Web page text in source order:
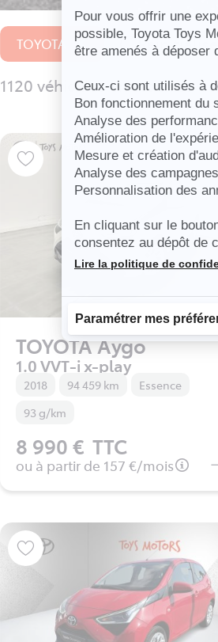
Pour vous offrir une
possible, Toyota Toys
être amenés à déposer
Ceux-ci sont utilisés à
Bon fonctionnement du
Analyse des
Amélioration de
Mesure et création
Analyse des
Personnalisation des
En cliquant sur le
consentez au dépôt de
Plateforme de Gestion du
Lire la politique de
Paramétrer mes
TOYOTA
1120 véhicules en stock
TOYOTA Aygo
1.0 VVT-i x-play
2018 94 459 km
Essence
93 g/km
8 990 € TTC
ou à partir de 157 €/mois